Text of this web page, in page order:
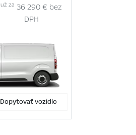
už za 36 290 € bez
DPH
Dopytovať vozidlo